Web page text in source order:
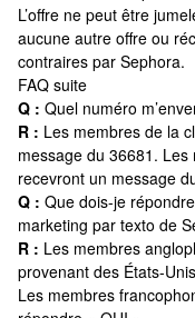
L’offre ne peut être
aucune autre offre ou
contraires par Sephora.
FAQ suite
Q : Quel numéro
R : Les membres de la
message du 36681.
recevront un message
Q : Que dois-je
marketing par texto de
R : Les membres
provenant des États-
Les membres